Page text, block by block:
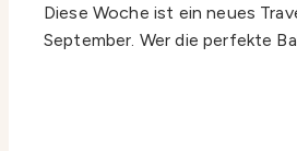
Diese Woche ist ein neues
September. Wer die perfekte